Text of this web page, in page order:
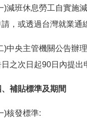
)減班休息勞工自實施
請，或透過台灣就業通
)中央主管機關公告辦
之次日起90日內提出
、補貼標準及期間
)核發標準: